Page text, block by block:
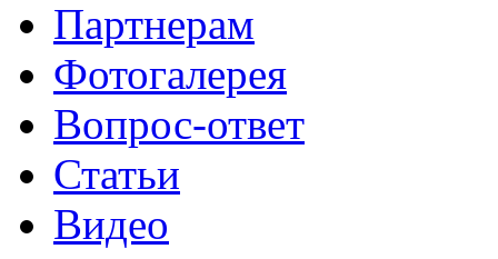
Партнерам
Фотогалерея
Вопрос-ответ
Статьи
Видео